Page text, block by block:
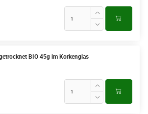
BIO 45g im Korkenglas